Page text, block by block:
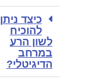
כיצד ניתן
להוכיח
לשון הרע
במרחב
הדיגיטלי?